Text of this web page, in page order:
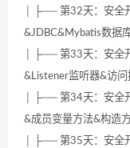
│ ├── 第32天：安全
&JDBC&Mybatis数据
│ ├── 第33天：安全
&Listener监听器&访问
│ ├── 第34天：安全
&成员变量方法&构造
│ ├── 第35天：安全